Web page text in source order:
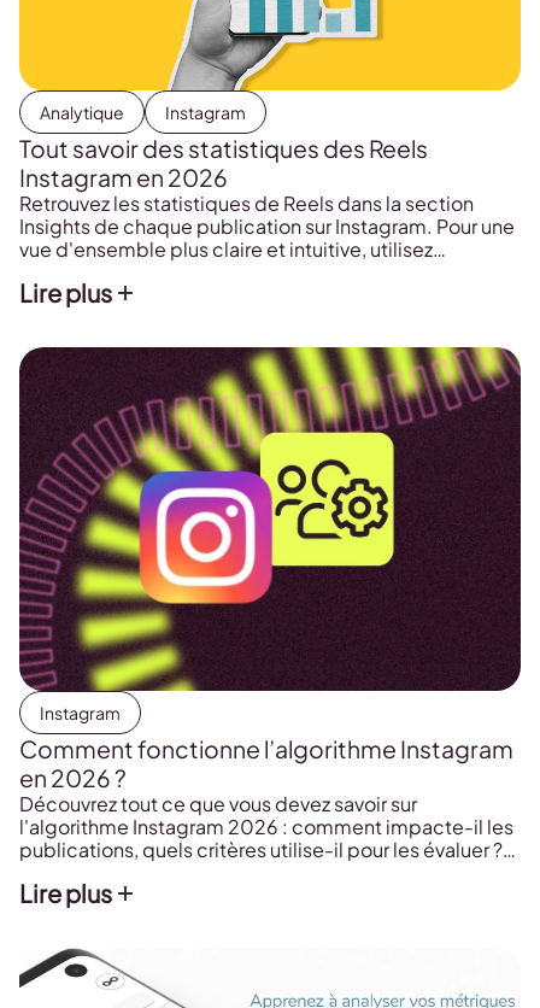
Analytique Instagram
Tout savoir des statistiques des Reels
Instagram en 2026
Retrouvez les statistiques de Reels dans la section
Insights de chaque publication sur Instagram. Pour une
vue d'ensemble plus claire et intuitive, utilisez
Lire plus
Instagram
Comment fonctionne l’algorithme Instagram
en 2026 ?
Découvrez tout ce que vous devez savoir sur
l'algorithme Instagram 2026 : comment impacte-il les
publications, quels critères utilise-il pour les évaluer ?
comment performer sur la plateforme.
Lire plus